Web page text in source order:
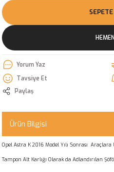
Yorum Yaz
Tavsiye Et
Paylaş
Ürün Bilgisi
Opel Astra K 2016 Model Yılı Sonrası
Tampon Alt Karlığı Olarak da Adlandırılan